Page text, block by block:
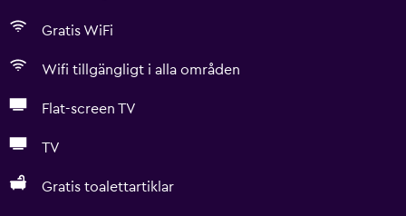
Gratis WiFi
Wifi tillgängligt i alla områden
Flat-screen TV
TV
Gratis toalettartiklar